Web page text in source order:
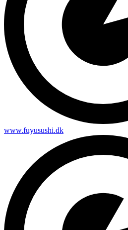
www.fuyusushi.dk